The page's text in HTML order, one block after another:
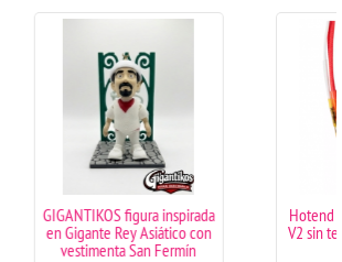
inspirada
Asiático con
Fermín
Hotend para Creality CR-10
V2 sin termistor y calefactor